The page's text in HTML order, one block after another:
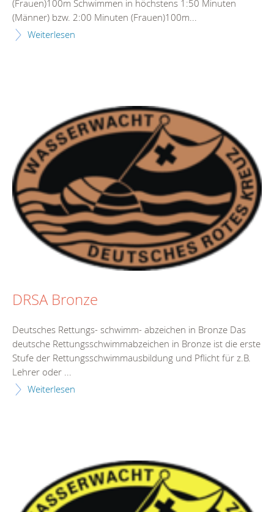
(Frauen)100m Schwimmen in höchstens 1:50 Minuten
(Männer) bzw. 2:00 Minuten (Frauen)100m...
Weiterlesen
DRSA Bronze
Deutsches Rettungs- schwimm- abzeichen in Bronze Das
deutsche Rettungsschwimmabzeichen in Bronze ist die erste
Stufe der Rettungsschwimmausbildung und Pflicht für z.B.
Lehrer oder ...
Weiterlesen